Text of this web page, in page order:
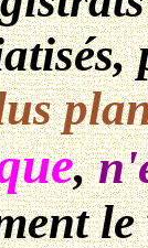
,
le